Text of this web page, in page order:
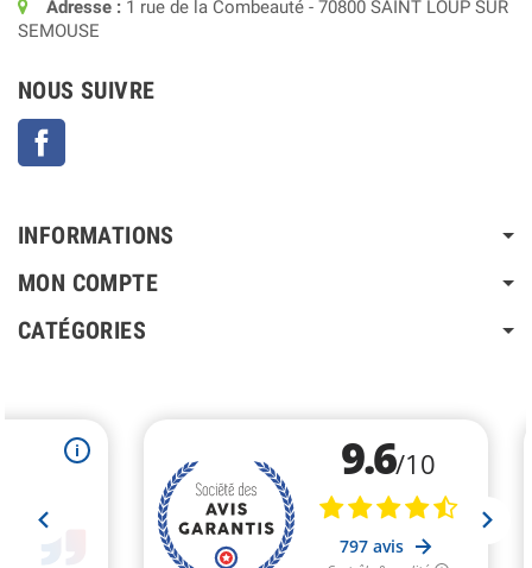
Adresse : 1 rue de la Combeauté - 70800 SAINT LOUP SUR
SEMOUSE
NOUS SUIVRE
INFORMATIONS
MON COMPTE
CATÉGORIES